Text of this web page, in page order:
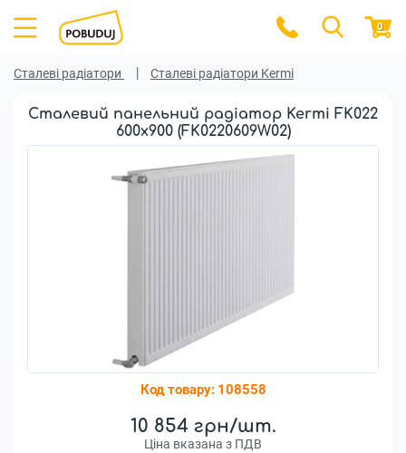
0
Сталеві радіатори Сталеві радіатори Kermi
Сталевий панельний радіатор Kermi FK022
600x900 (FK0220609W02)
Код товару: 108558
10 854 грн/шт.
Ціна вказана з ПДВ